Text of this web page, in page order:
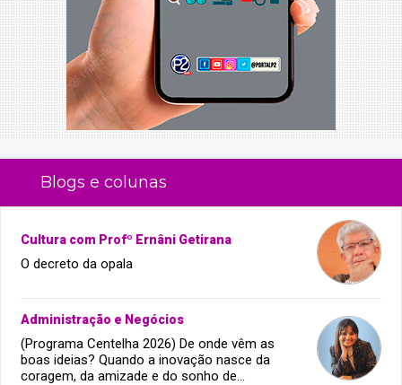
Blogs e colunas
Cultura com Profº Ernâni Getirana
O decreto da opala
Administração e Negócios
(Programa Centelha 2026) De onde vêm as
boas ideias? Quando a inovação nasce da
coragem, da amizade e do sonho de